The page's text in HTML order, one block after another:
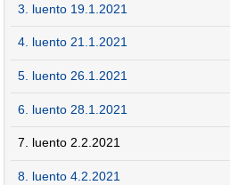
3. luento 19.1.2021
4. luento 21.1.2021
5. luento 26.1.2021
6. luento 28.1.2021
7. luento 2.2.2021
8. luento 4.2.2021